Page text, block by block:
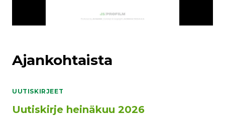
Ajankohtaista
UUTISKIRJEET
Uutiskirje heinäkuu 2026